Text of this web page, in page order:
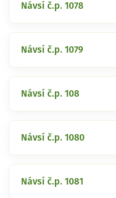
Návsí č.p. 1078
Návsí č.p. 1079
Návsí č.p. 108
Návsí č.p. 1080
Návsí č.p. 1081